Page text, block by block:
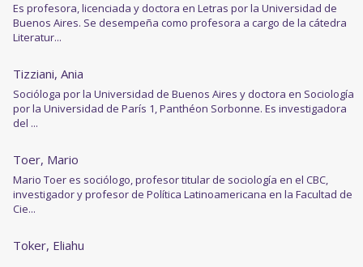
Es profesora, licenciada y doctora en Letras por la Universidad de
Buenos Aires. Se desempeña como profesora a cargo de la cátedra
Literatur...
Tizziani, Ania
Socióloga por la Universidad de Buenos Aires y doctora en Sociología
por la Universidad de París 1, Panthéon Sorbonne. Es investigadora
del ...
Toer, Mario
Mario Toer es sociólogo, profesor titular de sociología en el CBC,
investigador y profesor de Política Latinoamericana en la Facultad de
Cie...
Toker, Eliahu